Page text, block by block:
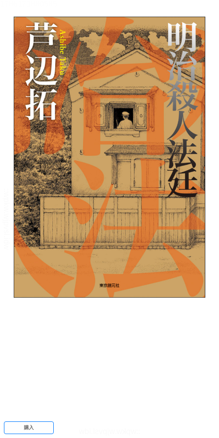
書誌情報
この作品の書誌情報を表示します。
目次・しおり・メモ
目次・しおり・メモを一覧で表示します。
本文検索
本文内から文字を検索します。
自動ページ送り
一定時間経つ毎に自動でページを送ります。
リーダー設定
文字サイズ、エフェクトの変更などを行います。